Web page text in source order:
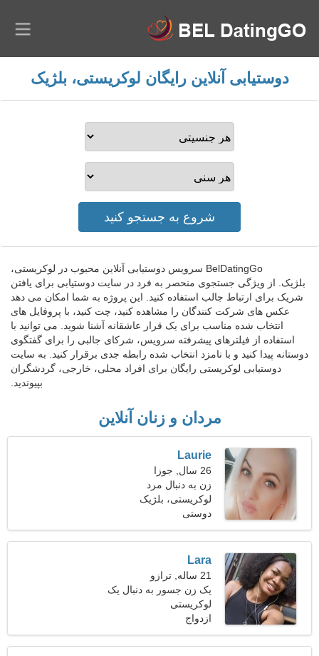
دوستیابی آنلاین رایگان لوکریستی، بلژیک
BelDatingGo سرویس دوستیابی آنلاین محبوب در لوکریستی،
بلژیک. از ویژگی جستجوی منحصر به فرد در سایت دوستیابی برای یافتن
شریک برای ارتباط جالب استفاده کنید. این پروژه به شما امکان می دهد
عکس های شرکت کنندگان را مشاهده کنید، چت کنید، با پروفایل های
انتخاب شده مناسب برای یک قرار عاشقانه آشنا شوید. می توانید با
استفاده از فیلترهای پیشرفته سرویس، شرکای جالبی را برای گفتگوی
دوستانه پیدا کنید و با نامزد انتخاب شده رابطه جدی برقرار کنید. به سایت
دوستیابی لوکریستی رایگان برای افراد محلی، خارجی، گردشگران
بپیوندید.
مردان و زنان آنلاین
Laurie
26 سال, جوزا
زن به دنبال مرد
لوکریستی، بلژیک
دوستی
Lara
21 ساله, ترازو
یک زن جسور به دنبال یک
مرد است
لوکریستی
ازدواج